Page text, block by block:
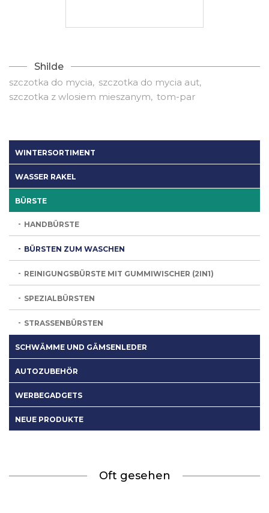
WINTERSORTIMENT
WASSER RAKEL
BÜRSTE
HANDBÜRSTE
BÜRSTEN ZUM WASCHEN
REINIGUNGSBÜRSTE MIT GUMMIWISCHER (2IN1)
SPEZIALBÜRSTEN
STRASSENBÜRSTEN
SCHWÄMME UND GÄMSENLEDER
AUTOZUBEHÖR
WERBEGADGETS
NEUE PRODUKTE
Shilde
szczotka do mycia
szczotka do mycia aut
szczotka z wlosiem mieszanym tom-par
Oft gesehen